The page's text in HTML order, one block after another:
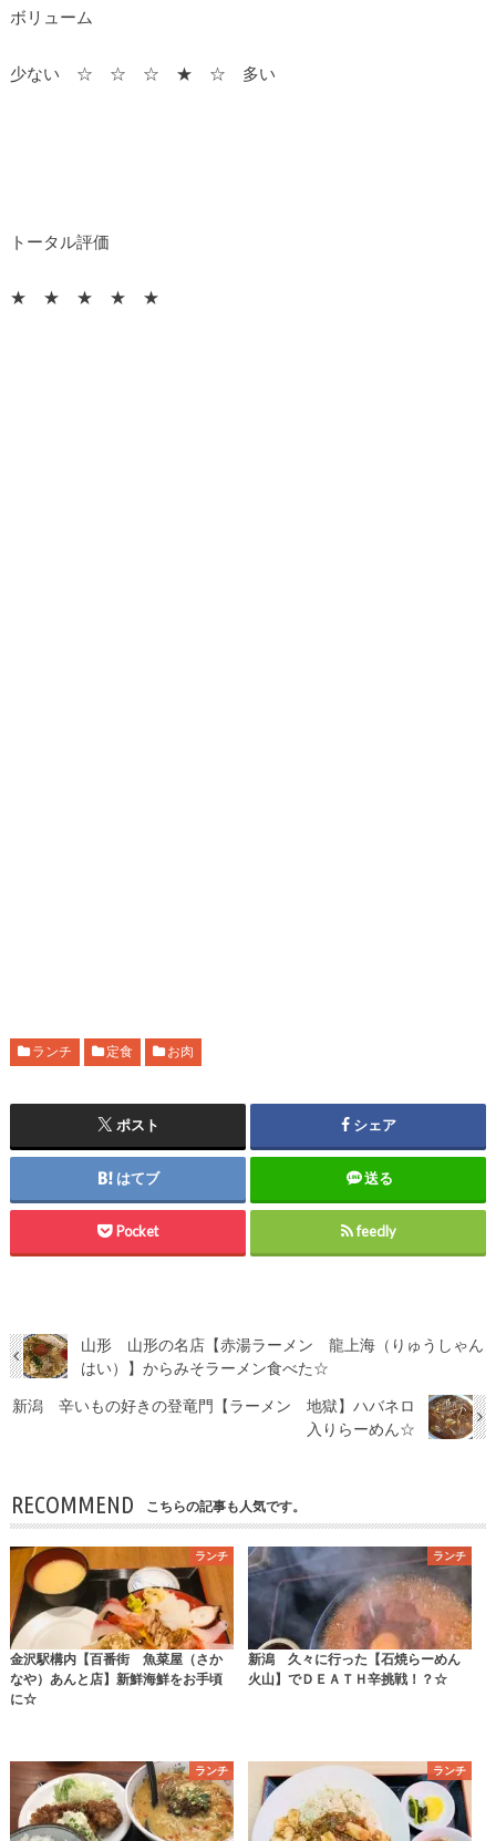
ボリューム
少ない ☆ ☆ ☆ ★ ☆ 多い
トータル評価
★ ★ ★ ★ ★
ランチ 定食 お肉
ポスト シェア
はてブ 送る
Pocket feedly
山形 山形の名店【赤湯ラーメン 龍上海（りゅうしゃん
はい）】からみそラーメン食べた☆
新潟 辛いもの好きの登竜門【ラーメン 地獄】ハバネロ
入りらーめん☆
RECOMMEND こちらの記事も人気です。
ランチ
金沢駅構内【百番街 魚菜屋（さか
なや）あんと店】新鮮海鮮をお手頃
に☆
ランチ
新潟 久々に行った【石焼らーめん
火山】でＤＥＡＴＨ辛挑戦！？☆
ランチ ランチ